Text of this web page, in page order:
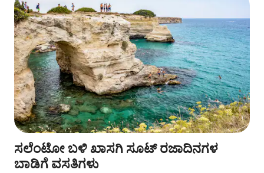
ಸಲೆಂಟೋ ಬಳಿ ಖಾಸಗಿ ಸೂಟ್ ರಜಾದಿನಗಳ
ಬಾಡಿಗೆ ವಸತಿಗಳು